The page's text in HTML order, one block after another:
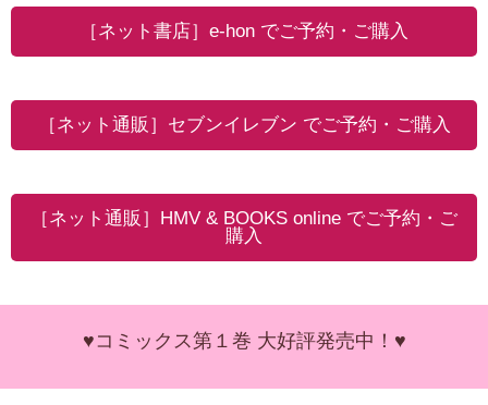
［ネット書店］e-hon でご予約・ご購入
［ネット通販］セブンイレブン でご予約・ご購入
［ネット通販］HMV & BOOKS online でご予約・ご
購入
♥コミックス第１巻 大好評発売中！♥